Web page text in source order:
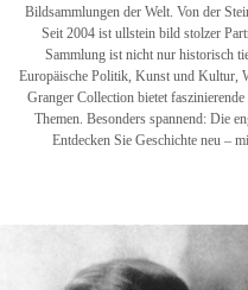
Bildsammlungen der Welt. Von der
Seit 2004 ist ullstein bild stolzer
Sammlung ist nicht nur historisch
Europäische Politik, Kunst und Kultur,
Granger Collection bietet
Themen. Besonders spannend: Die
Entdecken Sie Geschichte neu –